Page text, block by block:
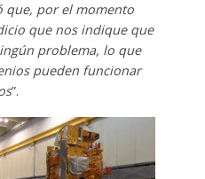
que, por el momento
que nos indique que
problema, lo que
pueden funcionar
”.